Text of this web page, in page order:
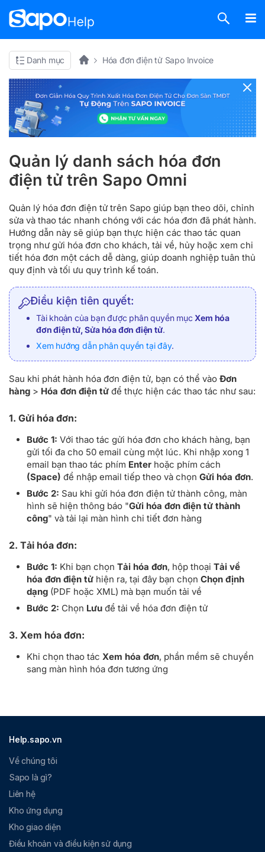
Danh mục Hóa đơn điện tử Sapo Invoice
Quản lý danh sách hóa đơn
điện tử trên Sapo Omni
Quản lý hóa đơn điện tử trên Sapo giúp bạn theo dõi, chỉnh
sửa và thao tác nhanh chóng với các hóa đơn đã phát hành.
Hướng dẫn này sẽ giúp bạn thực hiện các thao tác quan
trọng như gửi hóa đơn cho khách, tải về, hủy hoặc xem chi
tiết hóa đơn một cách dễ dàng, giúp doanh nghiệp tuân thủ
quy định và tối ưu quy trình kế toán.
Điều kiện tiên quyết:
Tài khoản của bạn được phân quyền mục Xem hóa
đơn điện tử, Sửa hóa đơn điện tử.
Xem hướng dẫn phân quyền tại đây.
Sau khi phát hành hóa đơn điện tử, bạn có thể vào Đơn
hàng > Hóa đơn điện tử để thực hiện các thao tác như sau:
1. Gửi hóa đơn:
Bước 1: Với thao tác gửi hóa đơn cho khách hàng, bạn
gửi tối đa cho 50 email cùng một lúc. Khi nhập xong 1
email bạn thao tác phím Enter hoặc phím cách
(Space) để nhập email tiếp theo và chọn Gửi hóa đơn.
Bước 2: Sau khi gửi hóa đơn điện tử thành công, màn
hình sẽ hiện thông báo "Gửi hóa đơn điện tử thành
công" và tải lại màn hình chi tiết đơn hàng
2. Tải hóa đơn:
Bước 1: Khi bạn chọn Tải hóa đơn, hộp thoại Tải về
hóa đơn điện tử hiện ra, tại đây bạn chọn Chọn định
dạng (PDF hoặc XML) mà bạn muốn tải về
Bước 2: Chọn Lưu để tải về hóa đơn điện tử
3. Xem hóa đơn:
Khi chọn thao tác Xem hóa đơn, phần mềm sẽ chuyển
sang màn hình hóa đơn tương ứng
Help.sapo.vn
Về chúng tôi
Sapo là gì?
Liên hệ
Kho ứng dụng
Kho giao diện
Điều khoản và điều kiện sử dụng